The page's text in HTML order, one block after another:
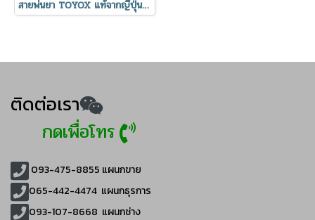
สายพ่นยา TOYOX แท้จากญี่ปุ่น ขนาด 8.5 มิล ยาว 100 เมตร
ติดต่อเรา
กดเพื่อโทร
093-475-8855 แผนกขาย
065-442-4474 แผนกธุรการ
093-107-8668 แผนกช่าง